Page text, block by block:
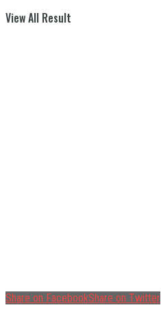
View All Result
Share on FacebookShare on Twitter